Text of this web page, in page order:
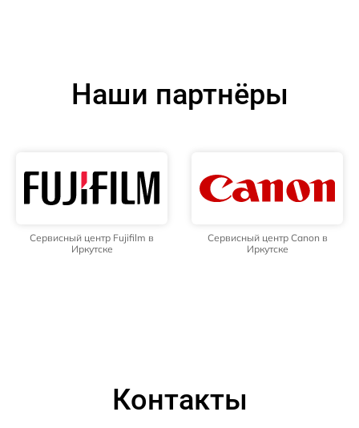
Наши партнёры
Сервисный центр Fujifilm в
Иркутске
Сервисный центр Canon в
Иркутске
Контакты